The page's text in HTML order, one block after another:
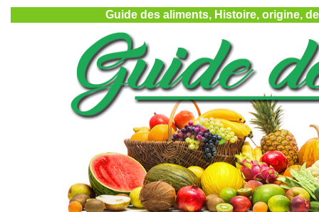
Guide des aliments, Histoire, origine,